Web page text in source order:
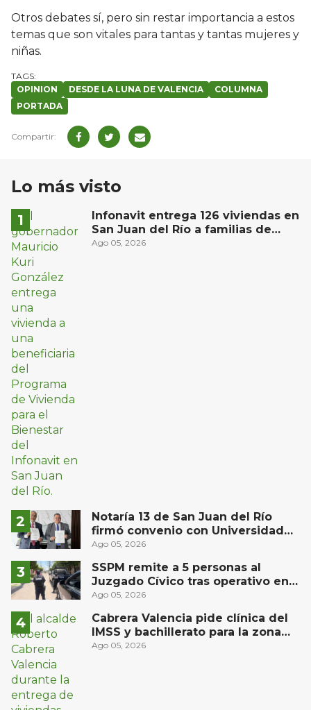
Otros debates sí, pero sin restar importancia a estos
temas que son vitales para tantas y tantas mujeres y
niñas.
OPINION DESDE LA LUNA DE VALENCIA
COLUMNA
PORTADA
Lo más visto
Infonavit entrega 126 viviendas en
San Juan del Río a familias de
bajos ingresos
Ago 05, 2026
Notaría 13 de San Juan del Río
firmó convenio con Universidad
Privada del Bajío para recibir
Ago 05, 2026
SSPM remite a 5 personas al
Juzgado Cívico tras operativo en
San Juan del Río
Ago 05, 2026
Cabrera Valencia pide clínica del
IMSS y bachillerato para la zona
oriente de San Juan del Río
Ago 05, 2026